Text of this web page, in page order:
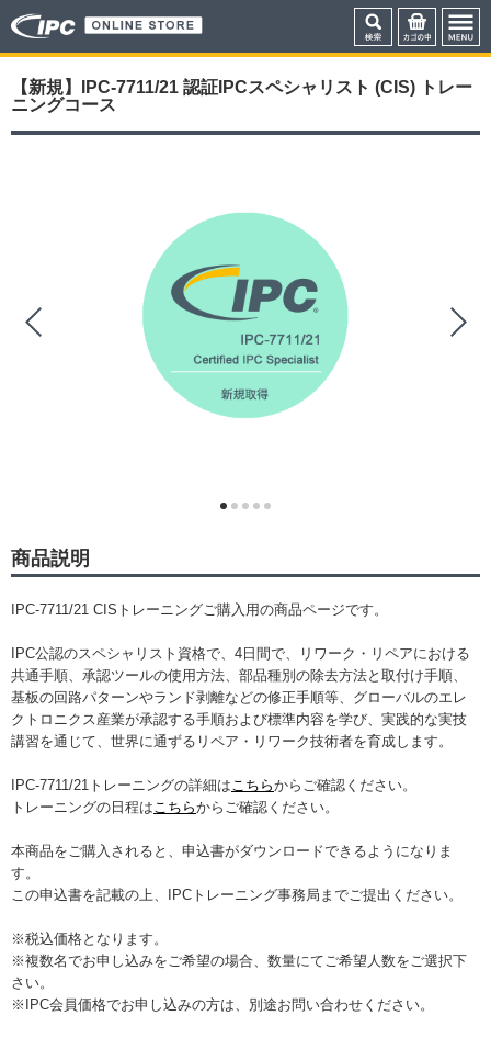
【新規】IPC-7711/21 認証IPCスペシャリスト (CIS) トレー
ニングコース
商品説明
IPC-7711/21 CISトレーニングご購入用の商品ページです。
IPC公認のスペシャリスト資格で、4日間で、リワーク・リペアにおける
共通手順、承認ツールの使用方法、部品種別の除去方法と取付け手順、
基板の回路パターンやランド剥離などの修正手順等、グローバルのエレ
クトロニクス産業が承認する手順および標準内容を学び、実践的な実技
講習を通じて、世界に通ずるリペア・リワーク技術者を育成します。
IPC-7711/21トレーニングの詳細はこちらからご確認ください。
トレーニングの日程はこちらからご確認ください。
本商品をご購入されると、申込書がダウンロードできるようになりま
す。
この申込書を記載の上、IPCトレーニング事務局までご提出ください。
※税込価格となります。
※複数名でお申し込みをご希望の場合、数量にてご希望人数をご選択下
さい。
※IPC会員価格でお申し込みの方は、別途お問い合わせください。